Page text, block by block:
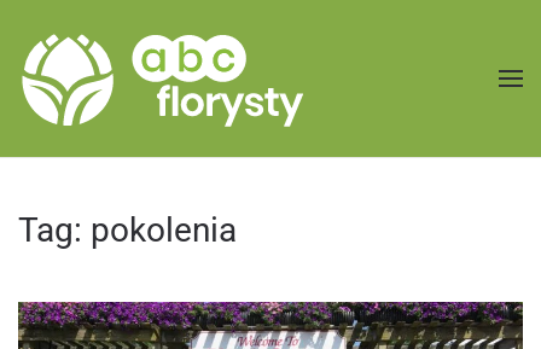
Przejdź do treści głównej
Tag: pokolenia